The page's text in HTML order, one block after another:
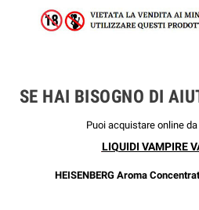
SE HAI BISOGNO DI
Puoi acquistare online
LIQUIDI VAMPIRE
HEISENBERG Aroma